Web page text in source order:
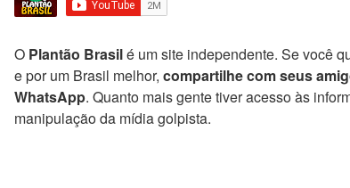
O Plantão Brasilé um site independente. Se você
e por um Brasil melhor, compartilhe com seus
WhatsApp. Quanto mais gente tiver acesso às
manipulação da mídia golpista.